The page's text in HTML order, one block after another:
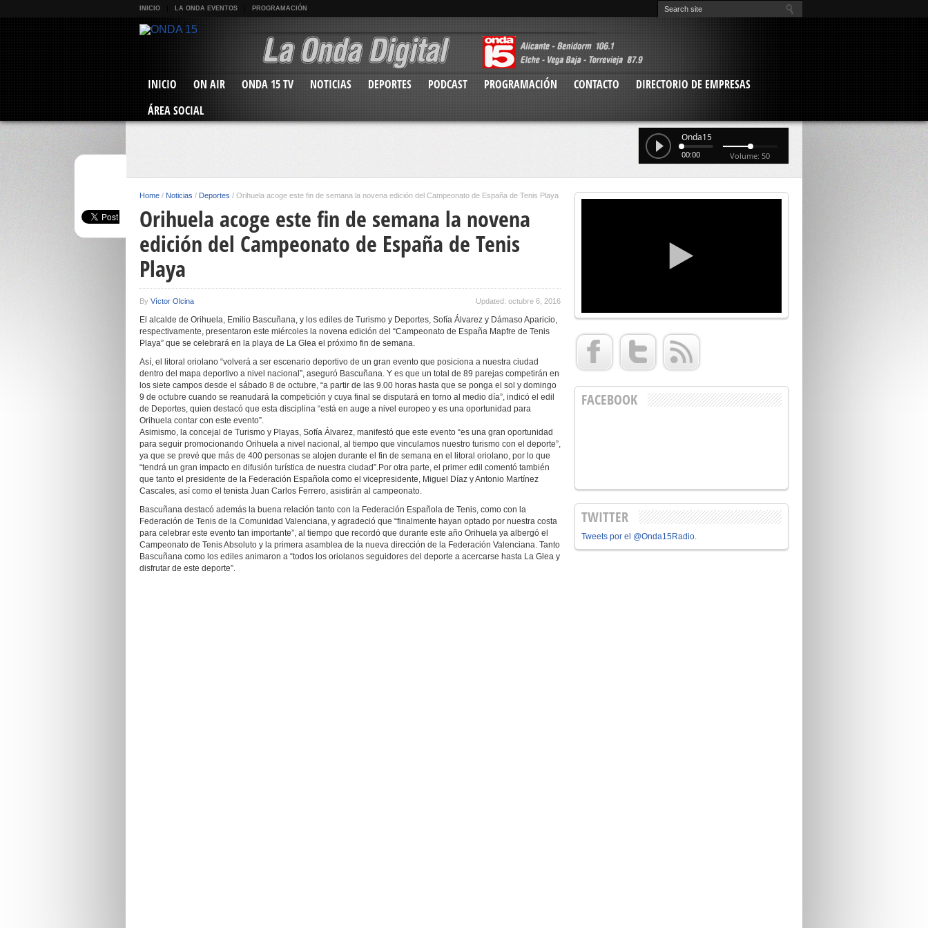
INICIO LA ONDA EVENTOS PROGRAMACIÓN
INICIO ON AIR ONDA 15 TV NOTICIAS DEPORTES PODCAST PROGRAMACIÓN CONTACTO
DIRECTORIO DE EMPRESAS
ÁREA SOCIAL
Onda15
00:00 Volume: 50
Home / Noticias / Deportes / Orihuela acoge este fin de semana la novena edición del Campeonato de España de Tenis Playa
Orihuela acoge este fin de semana la novena
edición del Campeonato de España de Tenis
Playa
By Víctor Olcina Updated: octubre 6, 2016
El alcalde de Orihuela, Emilio Bascuñana, y los ediles de Turismo y Deportes, Sofía Álvarez y Dámaso Aparicio,
respectivamente, presentaron este miércoles la novena edición del “Campeonato de España Mapfre de Tenis
Playa” que se celebrará en la playa de La Glea el próximo fin de semana.
Así, el litoral oriolano “volverá a ser escenario deportivo de un gran evento que posiciona a nuestra ciudad
dentro del mapa deportivo a nivel nacional”, aseguró Bascuñana. Y es que un total de 89 parejas competirán en
los siete campos desde el sábado 8 de octubre, “a partir de las 9.00 horas hasta que se ponga el sol y domingo
9 de octubre cuando se reanudará la competición y cuya final se disputará en torno al medio día”, indicó el edil
de Deportes, quien destacó que esta disciplina “está en auge a nivel europeo y es una oportunidad para
Orihuela contar con este evento”.
Asimismo, la concejal de Turismo y Playas, Sofía Álvarez, manifestó que este evento “es una gran oportunidad
para seguir promocionando Orihuela a nivel nacional, al tiempo que vinculamos nuestro turismo con el deporte”,
ya que se prevé que más de 400 personas se alojen durante el fin de semana en el litoral oriolano, por lo que
“tendrá un gran impacto en difusión turística de nuestra ciudad”.Por otra parte, el primer edil comentó también
que tanto el presidente de la Federación Española como el vicepresidente, Miguel Díaz y Antonio Martínez
Cascales, así como el tenista Juan Carlos Ferrero, asistirán al campeonato.
Bascuñana destacó además la buena relación tanto con la Federación Española de Tenis, como con la
Federación de Tenis de la Comunidad Valenciana, y agradeció que “finalmente hayan optado por nuestra costa
para celebrar este evento tan importante”, al tiempo que recordó que durante este año Orihuela ya albergó el
Campeonato de Tenis Absoluto y la primera asamblea de la nueva dirección de la Federación Valenciana. Tanto
Bascuñana como los ediles animaron a “todos los oriolanos seguidores del deporte a acercarse hasta La Glea y
disfrutar de este deporte”.
FACEBOOK
TWITTER
Tweets por el @Onda15Radio.